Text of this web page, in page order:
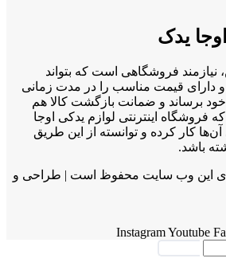
یدک
نیازمند فروشگاهی است که بتواند
و دارای قیمت مناسب را در مدت زمانی
برساند و ضمانت بازگشت کالا هم
فروشگاه اینترنتی لوازم یدکی اوجا
کار کرده و توانسته از این طریق
باشد.
برای این وب سایت محفوظ است | طراحی و
InstagramYoutube